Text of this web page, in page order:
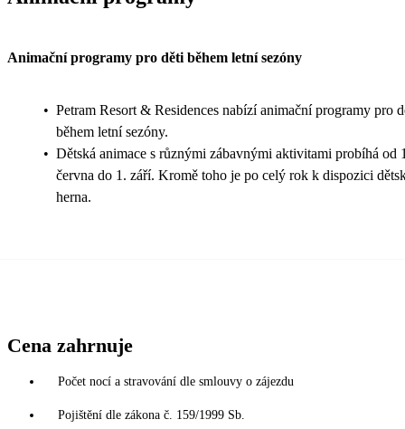
Animační programy pro děti během letní sezóny
• Petram Resort & Residences nabízí animační programy pro
během letní sezóny.
• Dětská animace s různými zábavnými aktivitami probíhá od
června do 1. září. Kromě toho je po celý rok k dispozici
herna.
Cena zahrnuje
Počet nocí a stravování dle smlouvy o zájezdu
Pojištění dle zákona č. 159/1999 Sb.